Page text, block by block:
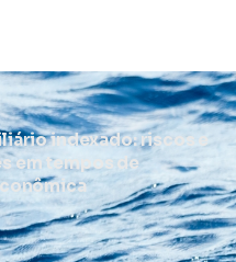
indexado: riscos e
em tempos de